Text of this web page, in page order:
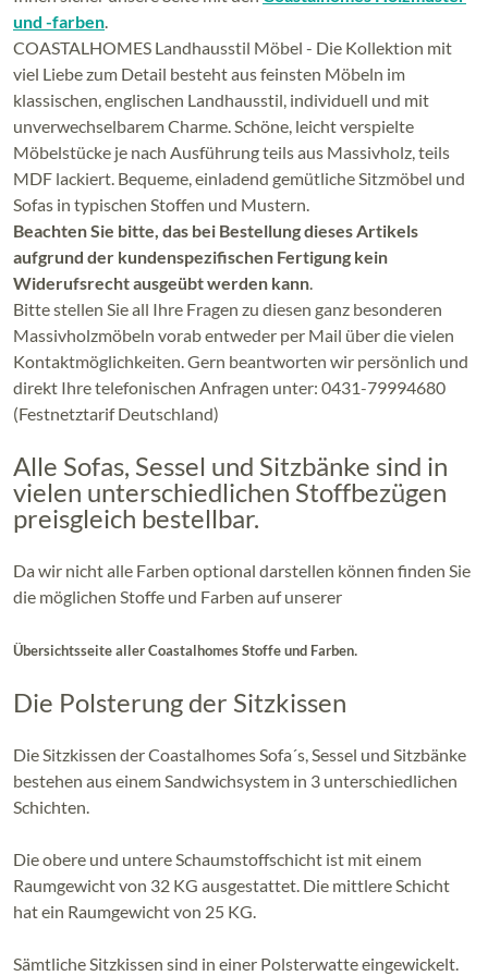
und -farben.
COASTALHOMES Landhausstil Möbel - Die Kollektion mit
viel Liebe zum Detail besteht aus feinsten Möbeln im
klassischen, englischen Landhausstil, individuell und mit
unverwechselbarem Charme. Schöne, leicht verspielte
Möbelstücke je nach Ausführung teils aus Massivholz, teils
MDF lackiert. Bequeme, einladend gemütliche Sitzmöbel und
Sofas in typischen Stoffen und Mustern.
Beachten Sie bitte, das bei Bestellung dieses Artikels
aufgrund der kundenspezifischen Fertigung kein
Widerufsrecht ausgeübt werden kann.
Bitte stellen Sie all Ihre Fragen zu diesen ganz besonderen
Massivholzmöbeln vorab entweder per Mail über die vielen
Kontaktmöglichkeiten. Gern beantworten wir persönlich und
direkt Ihre telefonischen Anfragen unter: 0431-79994680
(Festnetztarif Deutschland)
Alle Sofas, Sessel und Sitzbänke sind in
vielen unterschiedlichen Stoffbezügen
preisgleich bestellbar.
Da wir nicht alle Farben optional darstellen können finden Sie
die möglichen Stoffe und Farben auf unserer
Übersichtsseite aller Coastalhomes Stoffe und Farben.
Die Polsterung der Sitzkissen
Die Sitzkissen der Coastalhomes Sofa´s, Sessel und Sitzbänke
bestehen aus einem Sandwichsystem in 3 unterschiedlichen
Schichten.
Die obere und untere Schaumstoffschicht ist mit einem
Raumgewicht von 32 KG ausgestattet. Die mittlere Schicht
hat ein Raumgewicht von 25 KG.
Sämtliche Sitzkissen sind in einer Polsterwatte eingewickelt.